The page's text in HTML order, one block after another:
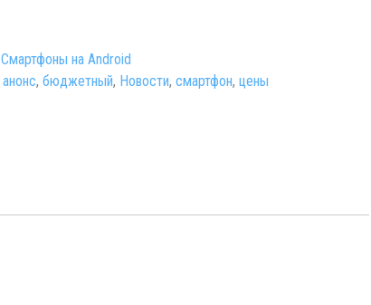
Смартфоны на Android
анонс, бюджетный, Новости, смартфон, цены